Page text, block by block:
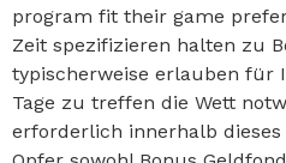
program fit their game
Zeit spezifizieren halten zu
typischerweise erlauben für
Tage zu treffen die Wett
erforderlich innerhalb